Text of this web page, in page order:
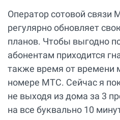
Оператор сотовой связи
регулярно обновляет
планов. Чтобы выгодно
абонентам приходится
также время от времени
номере МТС. Сейчас я
не выходя из дома за 3
на все буквально 10